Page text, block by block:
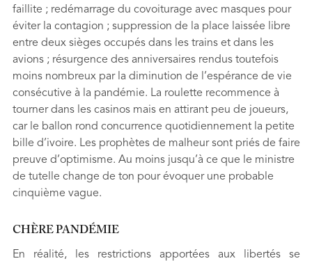
faillite ; redémarrage du covoiturage avec masques pour
éviter la contagion ; suppression de la place laissée libre
entre deux sièges occupés dans les trains et dans les
avions ; résurgence des anniversaires rendus toutefois
moins nombreux par la diminution de l’espérance de vie
consécutive à la pandémie. La roulette recommence à
tourner dans les casinos mais en attirant peu de joueurs,
car le ballon rond concurrence quotidiennement la petite
bille d’ivoire. Les prophètes de malheur sont priés de faire
preuve d’optimisme. Au moins jusqu’à ce que le ministre
de tutelle change de ton pour évoquer une probable
cinquième vague.
CHÈRE PANDÉMIE
En réalité, les restrictions apportées aux libertés se